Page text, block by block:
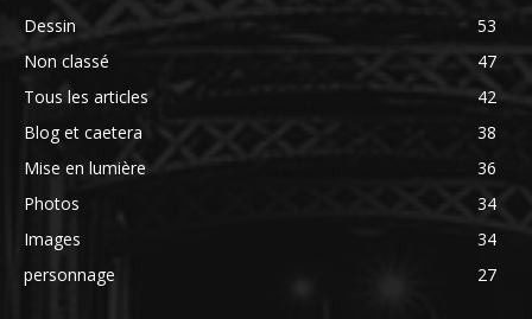
Dessin
53
Non classé
47
Tous les articles
42
Blog et caetera
38
Mise en lumière
36
Photos
34
Images
34
personnage
27